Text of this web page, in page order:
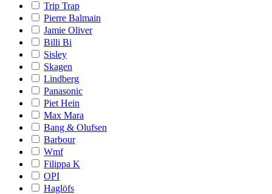
Trip Trap
Pierre Balmain
Jamie Oliver
Billi Bi
Sisley
Skagen
Lindberg
Panasonic
Piet Hein
Max Mara
Bang & Olufsen
Barbour
Wmf
Filippa K
OPI
Haglöfs